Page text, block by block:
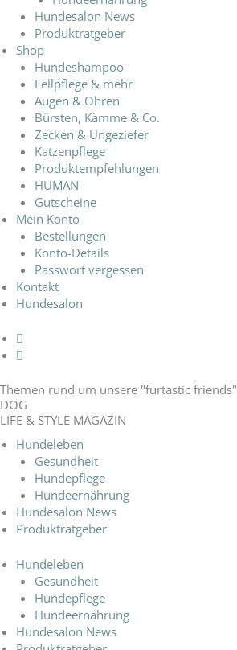
Hundesalon News
Produktratgeber
Shop
Hundeshampoo
Fellpflege & mehr
Augen & Ohren
Bürsten, Kämme & Co.
Zecken & Ungeziefer
Katzenpflege
Produktempfehlungen
HUMAN
Gutscheine
Mein Konto
Bestellungen
Konto-Details
Passwort vergessen
Kontakt
Hundesalon
Themen rund um unsere "furtastic friends"
DOG
LIFE & STYLE MAGAZIN
Hundeleben
Gesundheit
Hundepflege
Hundeernährung
Hundesalon News
Produktratgeber
Hundeleben
Gesundheit
Hundepflege
Hundeernährung
Hundesalon News